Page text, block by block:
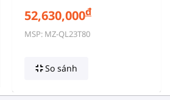
QL23T80 (MZQL23T8HCLS)
52,630,000đ
MSP: MZ-QL23T80
So sánh